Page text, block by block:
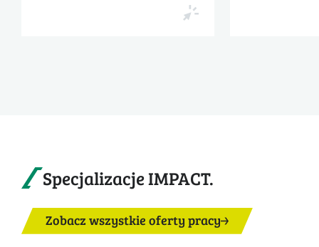
Specjalizacje IMPACT.
Zobacz wszystkie oferty pracy